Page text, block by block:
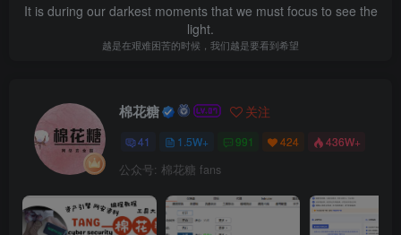
It is during our darkest moments that we must focus to see the
light.
越是在艰难困苦的时候，我们越是要看到希望
棉花糖 关注
41 1.5W+ 991 424 436W+
公众号: 棉花糖 fans